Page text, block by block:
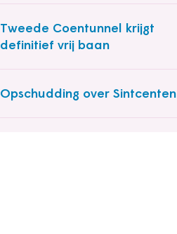
Tweede Coentunnel krijgt
definitief vrij baan
Opschudding over Sintcenten